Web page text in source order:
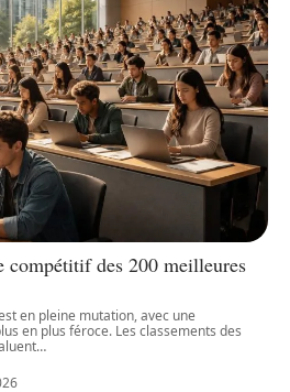
compétitif des 200 meilleures
en pleine mutation, avec une
en plus féroce. Les classements des
…